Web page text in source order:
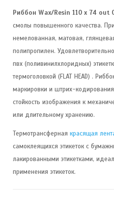
Риббон Wax/Resin 110 x 74 out
смолы повышенного качества.
немелованная, матовая,
полипропилен.
пвх (поливинилхлоридных)
термоголовкой (FLAT HEAD) .
маркировки и штрих-
стойкость изображения к
или длительному хранению.
Термотрансфернаякрасящая
самоклеящихся этикеток с
лакированными этикетками,
применения этикеток.